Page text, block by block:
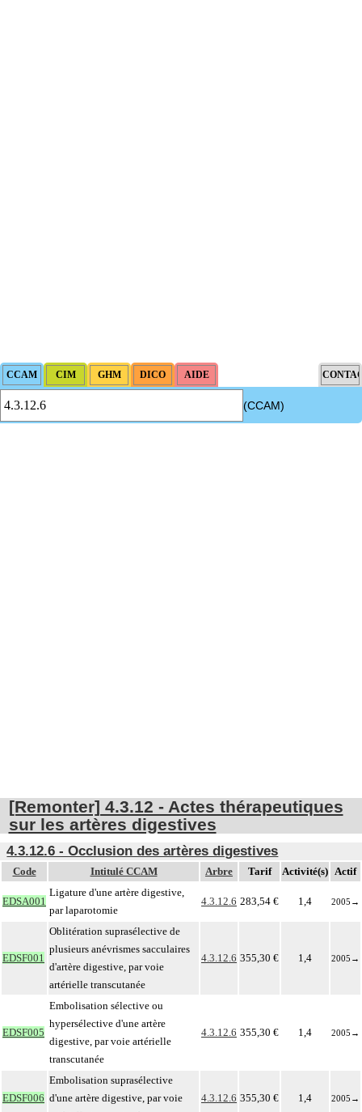
(CCAM)
[Remonter] 4.3.12 - Actes thérapeutiques
sur les artères digestives
4.3.12.6 - Occlusion des artères digestives
Code Intitulé CCAM Arbre Tarif Activité(s) Actif
EDSA001
Ligature d'une artère digestive,
par laparotomie
4.3.12.6 283,54 € 1,4 2005 →
EDSF001
Oblitération suprasélective de
plusieurs anévrismes sacculaires
d'artère digestive, par voie
artérielle transcutanée
4.3.12.6 355,30 € 1,4 2005 →
EDSF005
Embolisation sélective ou
hypersélective d'une artère
digestive, par voie artérielle
transcutanée
4.3.12.6 355,30 € 1,4 2005 →
EDSF006
Embolisation suprasélective
d'une artère digestive, par voie
4.3.12.6 355,30 € 1,4 2005 →